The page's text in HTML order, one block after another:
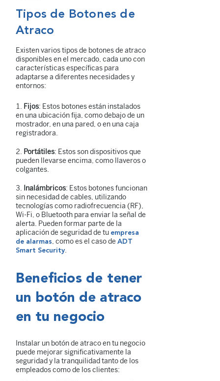
Tipos de Botones de
Atraco
Existen varios tipos de botones de atraco
disponibles en el mercado, cada uno con
características específicas para
adaptarse a diferentes necesidades y
entornos:
Fijos: Estos botones están instalados
en una ubicación fija, como debajo de un
mostrador, en una pared, o en una caja
registradora.
Portátiles: Estos son dispositivos que
pueden llevarse encima, como llaveros o
colgantes.
Inalámbricos: Estos botones funcionan
sin necesidad de cables, utilizando
tecnologías como radiofrecuencia (RF),
Wi-Fi, o Bluetooth para enviar la señal de
alerta. Pueden formar parte de la
aplicación de seguridad de tu empresa
de alarmas, como es el caso de ADT
Smart Security.
Beneﬁcios de tener
un botón de atraco
en tu negocio
Instalar un botón de atraco en tu negocio
puede mejorar significativamente la
seguridad y la tranquilidad tanto de los
empleados como de los clientes: